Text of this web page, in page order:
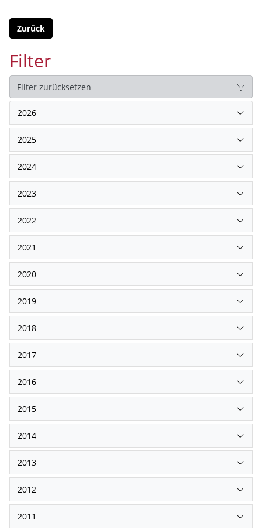
Zurück
Filter
Filter zurücksetzen
2026
2025
2024
2023
2022
2021
2020
2019
2018
2017
2016
2015
2014
2013
2012
2011